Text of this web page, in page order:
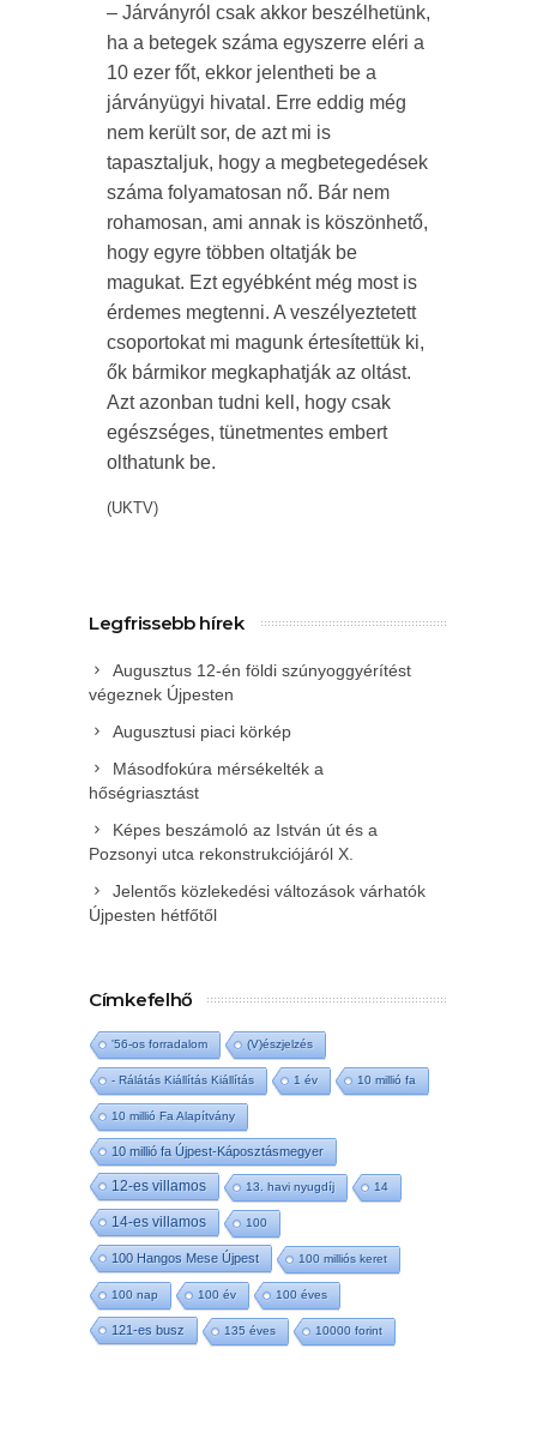
– Járványról csak akkor beszélhetünk,
ha a betegek száma egyszerre eléri a
10 ezer főt, ekkor jelentheti be a
járványügyi hivatal. Erre eddig még
nem került sor, de azt mi is
tapasztaljuk, hogy a megbetegedések
száma folyamatosan nő. Bár nem
rohamosan, ami annak is köszönhető,
hogy egyre többen oltatják be
magukat. Ezt egyébként még most is
érdemes megtenni. A veszélyeztetett
csoportokat mi magunk értesítettük ki,
ők bármikor megkaphatják az oltást.
Azt azonban tudni kell, hogy csak
egészséges, tünetmentes embert
olthatunk be.
(UKTV)
Legfrissebb hírek
Augusztus 12-én földi szúnyoggyérítést
végeznek Újpesten
Augusztusi piaci körkép
Másodfokúra mérsékelték a
hőségriasztást
Képes beszámoló az István út és a
Pozsonyi utca rekonstrukciójáról X.
Jelentős közlekedési változások várhatók
Újpesten hétfőtől
Címkefelhő
'56-os forradalom (V)észjelzés
- Rálátás Kiállítás Kiállítás 1 év 10 millió fa
10 millió Fa Alapítvány
10 millió fa Újpest-Káposztásmegyer
12-es villamos 13. havi nyugdíj 14
14-es villamos 100
100 Hangos Mese Újpest 100 milliós keret
100 nap 100 év 100 éves
121-es busz 135 éves 10000 forint